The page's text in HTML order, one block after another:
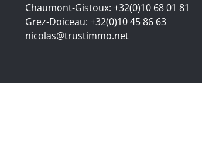
Chaumont-Gistoux: +32(0)10 68 01 81
Grez-Doiceau: +32(0)10 45 86 63
nicolas@trustimmo.net